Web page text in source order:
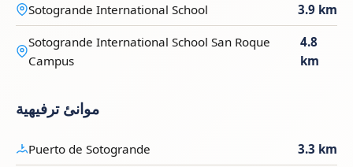
Sotogrande International School 3.9 km
Sotogrande International School San Roque
Campus
4.8
km
موانئ ترفيهية
Puerto de Sotogrande 3.3 km